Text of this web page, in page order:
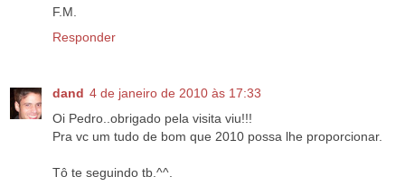
F.M.
Responder
dand 4 de janeiro de 2010 às 17:33
Oi Pedro..obrigado pela visita viu!!!
Pra vc um tudo de bom que 2010 possa lhe proporcionar.
Tô te seguindo tb.^^.